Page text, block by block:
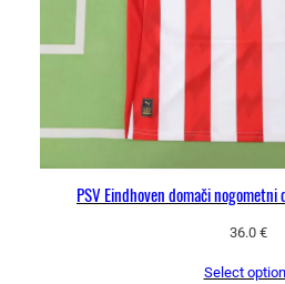
PSV Eindhoven domači
36.0 €
Select